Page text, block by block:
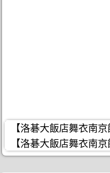
【洛碁大飯店舞衣南京
【洛碁大飯店舞衣南京